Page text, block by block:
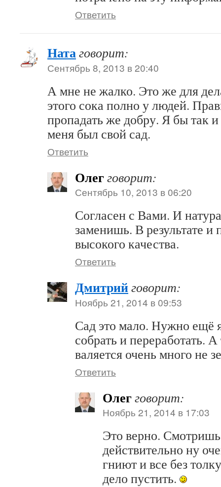
Ответить
Натаговорит:
Сентябрь 8, 2013 в 20:40
А мне не жалко. Это же для
этого сока полно у людей.
пропадать же добру. Я бы так
меня был свой сад.
Ответить
Олегговорит:
Сентябрь 10, 2013 в 06:20
Согласен с Вами. И
заменишь. В результате и
высокого качества.
Ответить
Дмитрийговорит:
Ноябрь 21, 2014 в 09:53
Сад это мало. Нужно ещё
собрать и переработать.
валяется очень много не
Ответить
Олегговорит:
Ноябрь 21, 2014 в 17:03
Это верно.
действительно ну
гниют и все без
дело пустить.